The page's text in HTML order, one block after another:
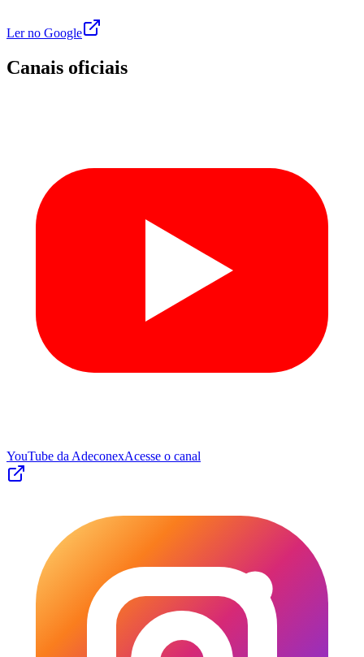
Ler no Google
Canais oficiais
YouTube da AdeconexAcesse o canal